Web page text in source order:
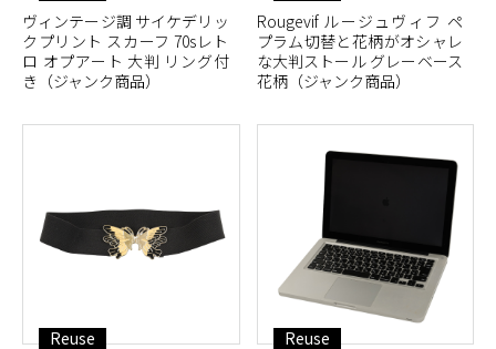
ヴィンテージ調 サイケデリッ
クプリント スカーフ 70sレト
ロ オプアート 大判 リング付
き（ジャンク商品）
Rougevif ルージュヴィフ ペ
プラム切替と花柄がオシャレ
な大判ストール グレーベース
花柄（ジャンク商品）
Reuse
Reuse